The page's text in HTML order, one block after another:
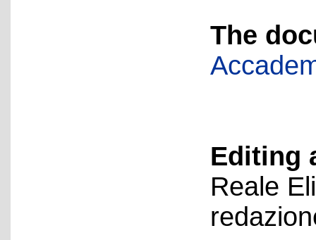
The
Editing
Reale